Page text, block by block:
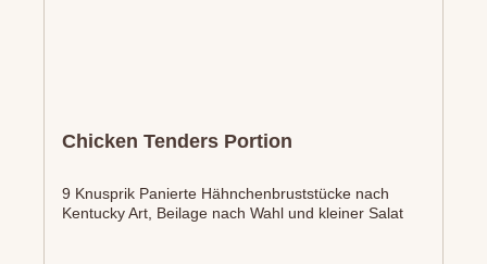
Chicken Tenders Portion
9 Knusprik Panierte Hähnchenbruststücke nach
Kentucky Art, Beilage nach Wahl und kleiner Salat